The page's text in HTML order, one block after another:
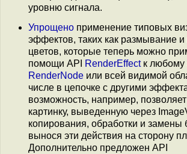
уровню сигнала.
Упрощено применение типовых
эффектов, таких как размывание
цветов, которые теперь можно
помощи API
RenderEffectк любому
RenderNode или всей видимой
числе в цепочке с другими
возможность, например,
картинку, выведенную через
копирования, обработки и замены
вынося эти действия на сторону
Дополнительно предложен API